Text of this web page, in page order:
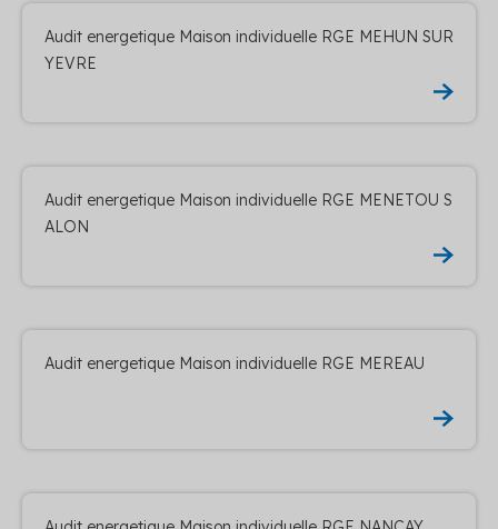
Audit energetique Maison individuelle RGE MEHUN SUR
YEVRE
Audit energetique Maison individuelle RGE MENETOU S
ALON
Audit energetique Maison individuelle RGE MEREAU